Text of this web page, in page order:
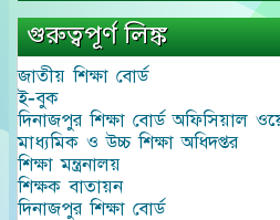
গুরুত্বপূর্ণ লিঙ্ক
জাতীয় শিক্ষা বোর্ড
ই-বুক
দিনাজপুর শিক্ষা বোর্ড অফিসিয়াল
মাধ্যমিক ও উচ্চ শিক্ষা অধিদপ্তর
শিক্ষা মন্ত্রনালয়
শিক্ষক বাতায়ন
দিনাজপুর শিক্ষা বোর্ড